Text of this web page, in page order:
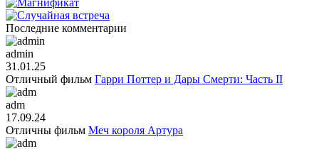
Последние комментарии
admin
31.01.25
Отличный фильм Гарри Поттер и Дары Смерти: Часть II
adm
17.09.24
Отличны фильм Меч короля Артура